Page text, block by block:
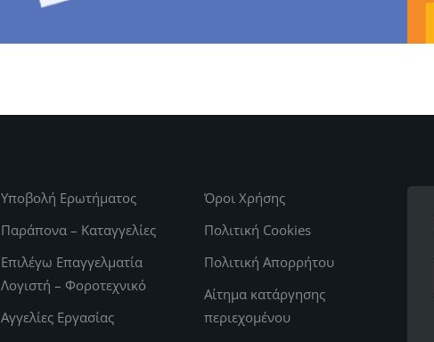
Υποβολή Ερωτήματος
Παράπονα – Καταγγελίες
Επιλέγω Επαγγελματία
Λογιστή – Φοροτεχνικό
Αγγελίες Εργασίας
Όροι Χρήσης
Πολιτική Cookies
Πολιτική Απορρήτου
Αίτημα κατάργησης
περιεχομένου